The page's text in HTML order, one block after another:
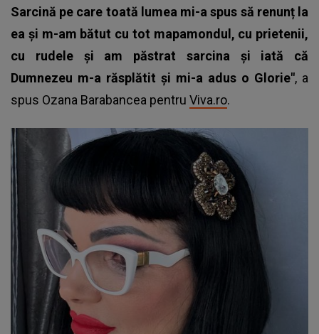
Sarcină pe care toată lumea mi-a spus să renunț la
ea și m-am bătut cu tot mapamondul, cu prietenii,
cu rudele și am păstrat sarcina și iată că
Dumnezeu m-a răsplătit și mi-a adus o Glorie", a
spus Ozana Barabancea pentru Viva.ro.